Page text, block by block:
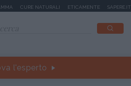
CURE NATURALI ETICAMENTE SAPERE.IT
l'esperto